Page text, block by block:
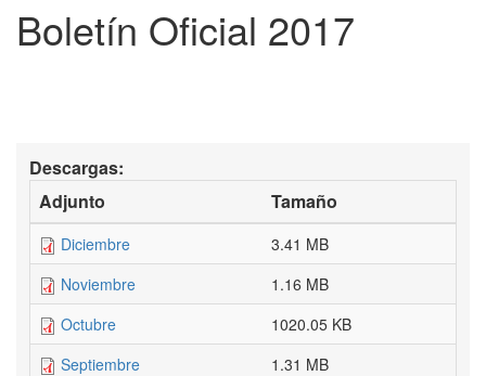
Boletín Oficial 2017
Descargas:
Adjunto
Tamaño
Diciembre
3.41 MB
Noviembre
1.16 MB
Octubre
1020.05 KB
Septiembre
1.31 MB